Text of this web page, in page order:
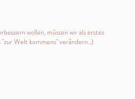
wollen, müssen wir als erstes
Welt kommens" verändern..)